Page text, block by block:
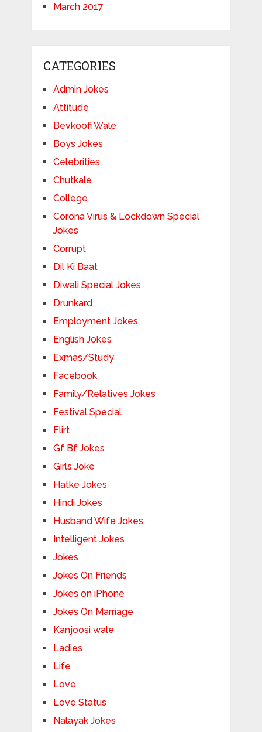
March 2017
CATEGORIES
Admin Jokes
Attitude
Bevkoofi Wale
Boys Jokes
Celebrities
Chutkale
College
Corona Virus & Lockdown Special
Jokes
Corrupt
Dil Ki Baat
Diwali Special Jokes
Drunkard
Employment Jokes
English Jokes
Exmas/Study
Facebook
Family/Relatives Jokes
Festival Special
Flirt
Gf Bf Jokes
Girls Joke
Hatke Jokes
Hindi Jokes
Husband Wife Jokes
Intelligent Jokes
Jokes
Jokes On Friends
Jokes on iPhone
Jokes On Marriage
Kanjoosi wale
Ladies
Life
Love
Love Status
Nalayak Jokes